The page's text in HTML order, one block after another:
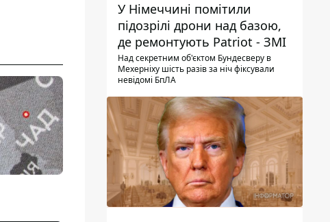
У Німеччині помітили
підозрілі дрони над базою,
де ремонтують Patriot - ЗМІ
Над секретним об'єктом Бундесверу в
Мехерніху шість разів за ніч фіксували
невідомі БпЛА